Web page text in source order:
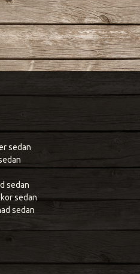
sedan
sedan
sedan
sedan